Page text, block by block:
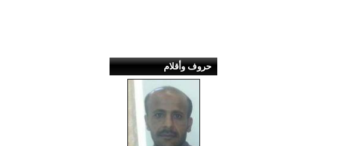
حروف وأقلام